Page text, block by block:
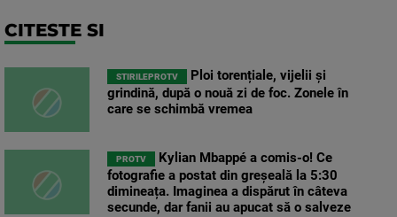
CITESTE SI
STIRILEPROTV
Ploi torențiale, vijelii și
grindină, după o nouă zi de foc. Zonele în
care se schimbă vremea
PROTV
Kylian Mbappé a comis-o! Ce
fotografie a postat din greșeală la 5:30
dimineața. Imaginea a dispărut în câteva
secunde, dar fanii au apucat să o salveze